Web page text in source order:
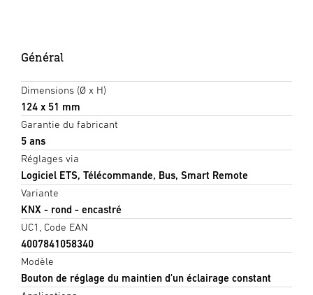
Général
Dimensions (Ø x H)
124 x 51 mm
Garantie du fabricant
5 ans
Réglages via
Logiciel ETS, Télécommande, Bus, Smart Remote
Variante
KNX - rond - encastré
UC1, Code EAN
4007841058340
Modèle
Bouton de réglage du maintien d'un éclairage constant